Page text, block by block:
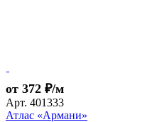
от 372 ₽/м
Арт. 401333
Атлас «Армани»